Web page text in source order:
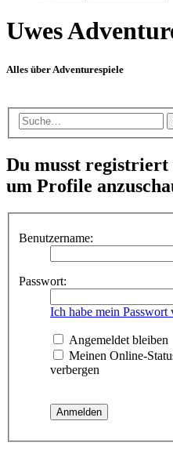
Uwes
Alles über Adventurespiele
Du musst registriert
um Profile
Benutzername:
Passwort:
Ich habe mein Passwort
Angemeldet bleiben
Meinen Online-
verbergen